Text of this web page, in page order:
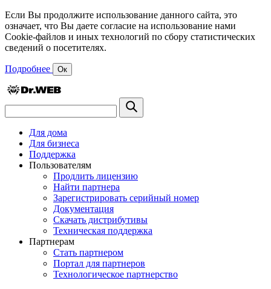
Если Вы продолжите использование данного сайта, это
означает, что Вы даете согласие на использование нами
Cookie-файлов и иных технологий по сбору статистических
сведений о посетителях.
Подробнее Ок
Для дома
Для бизнеса
Поддержка
Пользователям
Продлить лицензию
Найти партнера
Зарегистрировать серийный номер
Документация
Скачать дистрибутивы
Техническая поддержка
Партнерам
Стать партнером
Портал для партнеров
Технологическое партнерство